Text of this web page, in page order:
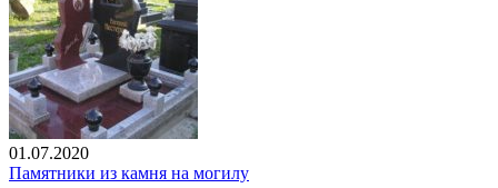
01.07.2020
Памятники из камня на могилу